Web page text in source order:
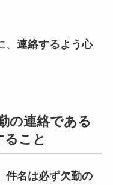
連絡するよう心
の連絡である
ること
件名は必ず欠勤の